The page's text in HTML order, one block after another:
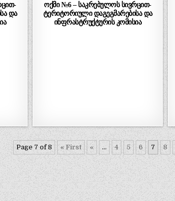
და
ოქმი №6 – საკრებულოს სივრცით-
ტერიტორიული დაგეგმარებისა და
ინფრასტრუქტურის კომისია
Page 7 of 8 « First « ... 4 5 6 7 8